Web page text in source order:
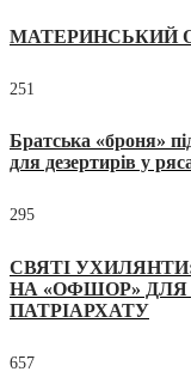
МАТЕРИНСЬКИЙ
251
Братська «броня»
для дезертирів у
295
СВЯТІ
НА «ОФШОР» ДЛЯ
ПАТРІАРХАТУ
657